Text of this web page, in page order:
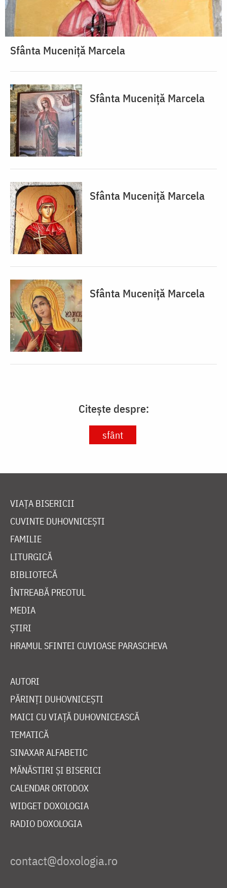
Sfânta Muceniță Marcela
Sfânta Muceniță Marcela
Sfânta Muceniță Marcela
Sfânta Muceniță Marcela
Citește despre:
sfânt
VIAȚA BISERICII
CUVINTE DUHOVNICEȘTI
FAMILIE
LITURGICĂ
BIBLIOTECĂ
ÎNTREABĂ PREOTUL
MEDIA
ȘTIRI
HRAMUL SFINTEI CUVIOASE PARASCHEVA
AUTORI
PĂRINȚI DUHOVNICEȘTI
MAICI CU VIAȚĂ DUHOVNICEASCĂ
TEMATICĂ
SINAXAR ALFABETIC
MĂNĂSTIRI ȘI BISERICI
CALENDAR ORTODOX
WIDGET DOXOLOGIA
RADIO DOXOLOGIA